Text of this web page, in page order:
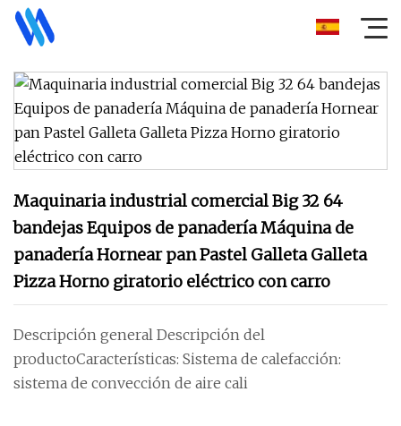
Maquinaria industrial comercial Big 32 64
bandejas Equipos de panadería Máquina de
panadería Hornear pan Pastel Galleta Galleta
Pizza Horno giratorio eléctrico con carro
Descripción general Descripción del
productoCaracterísticas: Sistema de calefacción:
sistema de convección de aire cali